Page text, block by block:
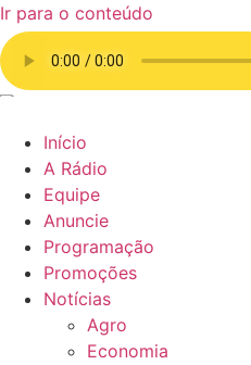
Ir para o conteúdo
Início
A Rádio
Equipe
Anuncie
Programação
Promoções
Notícias
Agro
Economia